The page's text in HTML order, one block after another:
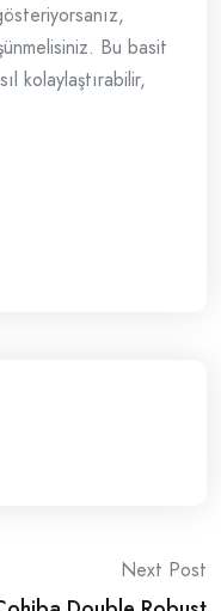
Bu basit
kolaylaştırabilir,
Next Post